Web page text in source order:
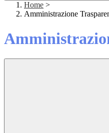
Home >
Amministrazione